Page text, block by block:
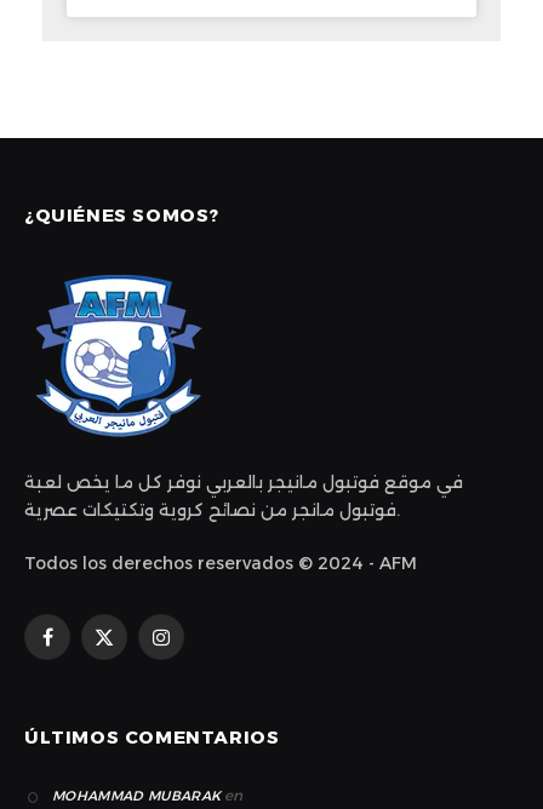
¿QUIÉNES SOMOS?
في موقع فوتبول مانيجر بالعربي نوفر كل ما يخص لعبة
فوتبول مانجر من نصائح كروية وتكتيكات عصرية.
Todos los derechos reservados © 2024 - AFM
Facebook
X
Instagram
ÚLTIMOS COMENTARIOS
MOHAMMAD MUBARAKen